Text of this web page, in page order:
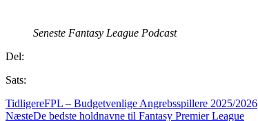
Seneste Fantasy League Podcast
Del:
Sats:
TidligereFPL – Budgetvenlige Angrebsspillere 2025/2026
NæsteDe bedste holdnavne til Fantasy Premier League